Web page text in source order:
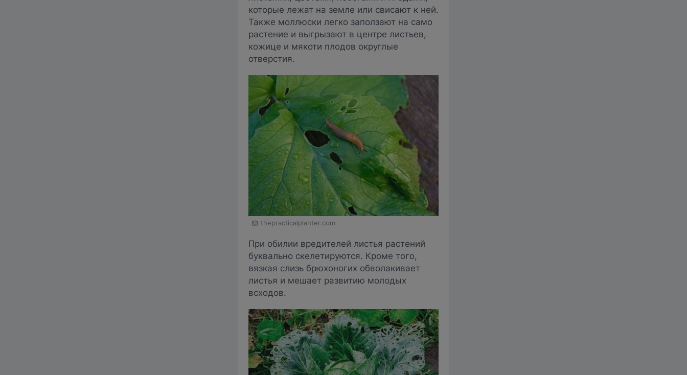
которые лежат на земле или свисают к ней.
Также моллюски легко заползают на само
растение и выгрызают в центре листьев,
кожице и мякоти плодов округлые
отверстия.
thepracticalplanter.com
При обилии вредителей листья растений
буквально скелетируются. Кроме того,
вязкая слизь брюхоногих обволакивает
листья и мешает развитию молодых
всходов.